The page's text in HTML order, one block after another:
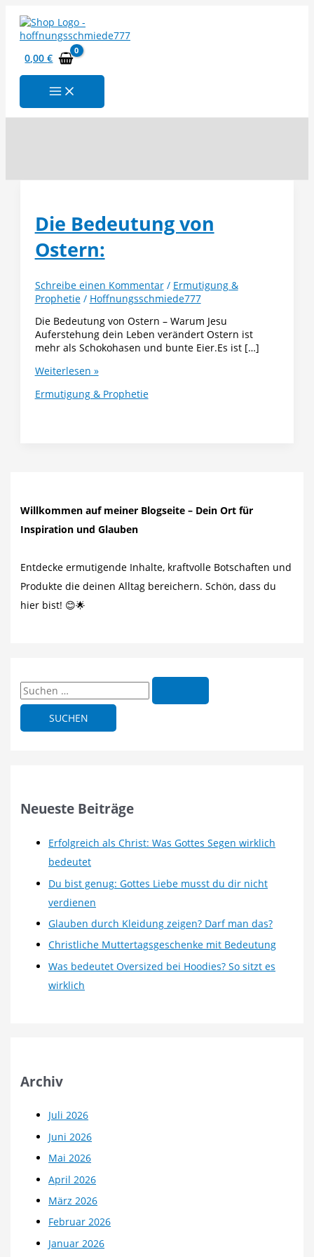
Inhalt
springen
0,00€
Die Bedeutung von
Ostern:
Schreibe einen Kommentar / Ermutigung &
Prophetie/ Hoffnungsschmiede777
Die Bedeutung von Ostern – Warum Jesu
Auferstehung dein Leben verändert Ostern ist
mehr als Schokohasen und bunte Eier.Es ist […]
Die
von
Weiterlesen »
Ermutigung & Prophetie
Willkommen auf meiner Blogseite – Dein Ort für
Inspiration und Glauben
Entdecke ermutigende Inhalte, kraftvolle Botschaften und
Produkte die deinen Alltag bereichern. Schön, dass du
hier bist! 😊🌟
S
u
a
Neueste Beiträge
Erfolgreich als Christ: Was Gottes Segen wirklich
bedeutet
Du bist genug: Gottes Liebe musst du dir nicht
verdienen
Glauben durch Kleidung zeigen? Darf man das?
Christliche Muttertagsgeschenke mit Bedeutung
Was bedeutet Oversized bei Hoodies? So sitzt es
wirklich
Archiv
Juli 2026
Juni 2026
Mai 2026
April 2026
März 2026
Februar 2026
Januar 2026